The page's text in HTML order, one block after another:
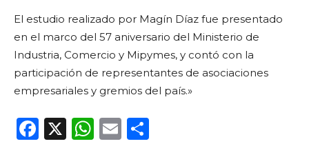
El estudio realizado por Magín Díaz fue presentado
en el marco del 57 aniversario del Ministerio de
Industria, Comercio y Mipymes, y contó con la
participación de representantes de asociaciones
empresariales y gremios del país.»
F
X
W E